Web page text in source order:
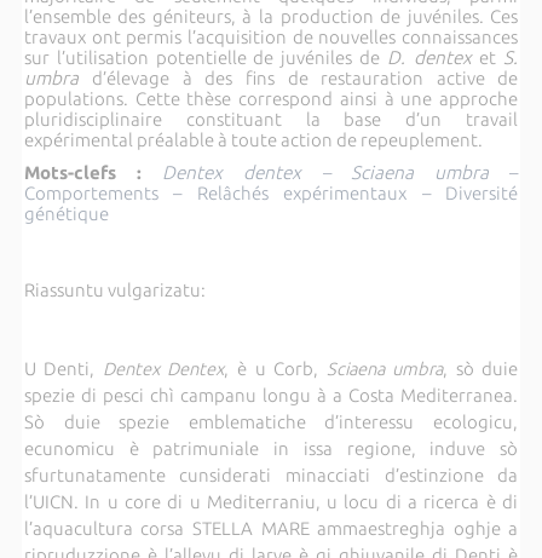
l’ensemble des géniteurs, à la production de juvéniles. Ces
travaux ont permis l’acquisition de nouvelles connaissances
sur l’utilisation potentielle de juvéniles de D. dentex et S.
umbra d’élevage à des fins de restauration active de
populations. Cette thèse correspond ainsi à une approche
pluridisciplinaire constituant la base d’un travail
expérimental préalable à toute action de repeuplement.
Mots-clefs :
Dentex dentex – Sciaena umbra–
Comportements – Relâchés expérimentaux – Diversité
génétique
Riassuntu vulgarizatu:
U Denti, Dentex Dentex, è u Corb, Sciaena umbra, sò duie
spezie di pesci chì campanu longu à a Costa Mediterranea.
Sò duie spezie emblematiche d’interessu ecologicu,
ecunomicu è patrimuniale in issa regione, induve sò
sfurtunatamente cunsiderati minacciati d’estinzione da
l’UICN. In u core di u Mediterraniu, u locu di a ricerca è di
l’aquacultura corsa STELLA MARE ammaestreghja oghje a